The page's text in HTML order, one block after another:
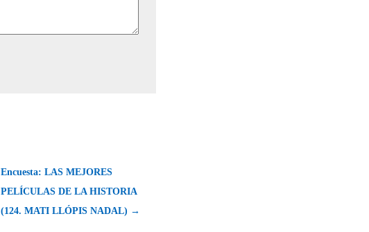
Encuesta: LAS MEJORES
PELÍCULAS DE LA HISTORIA
(124. MATI LLÓPIS NADAL) →